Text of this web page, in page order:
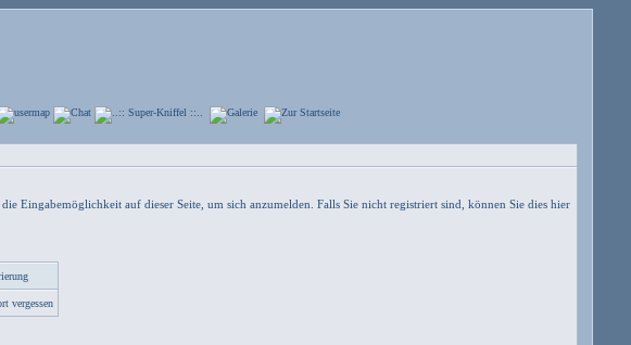
Eingabemöglichkeit auf dieser Seite, um sich anzumelden. Falls Sie nicht registriert sind, können Sie dies hier
vergessen